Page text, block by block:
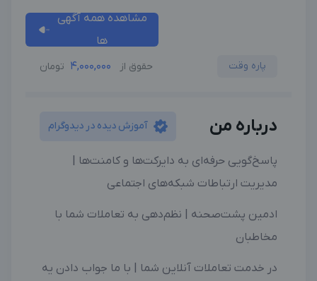
مشاهده همه آگهی
ها
پاره وقت حقوق از 4,000,000 تومان
درباره من آموزش دیده در دیدوگرام
پاسخ‌گویی حرفه‌ای به دایرکت‌ها و کامنت‌ها |
مدیریت ارتباطات شبکه‌های اجتماعی
ادمین پشت‌صحنه | نظم‌دهی به تعاملات شما با
مخاطبان
در خدمت تعاملات آنلاین شما | با ما جواب دادن یه